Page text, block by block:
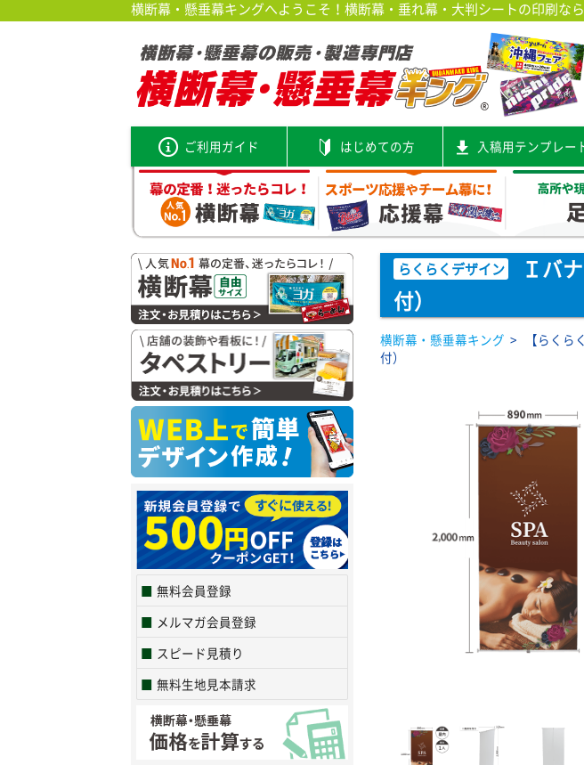
横断幕・懸垂幕キングへようこそ！横断幕・垂れ幕・大判シートの印刷な
ご利用ガイド はじめての方 入稿用テンプレー
無料会員登録
メルマガ会員登録
スピード見積り
無料生地見本請求
らくらくデザイン
Ｉバ
付）
横断幕・懸垂幕キング >
【らく
付）